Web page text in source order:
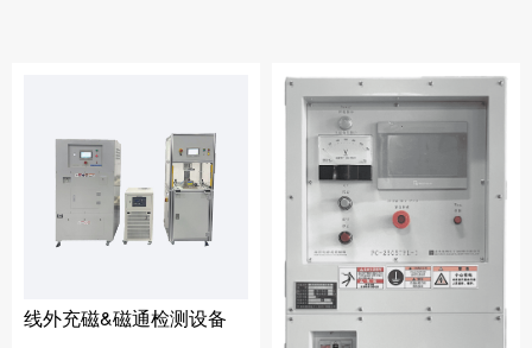
线外充磁&磁通检测设备